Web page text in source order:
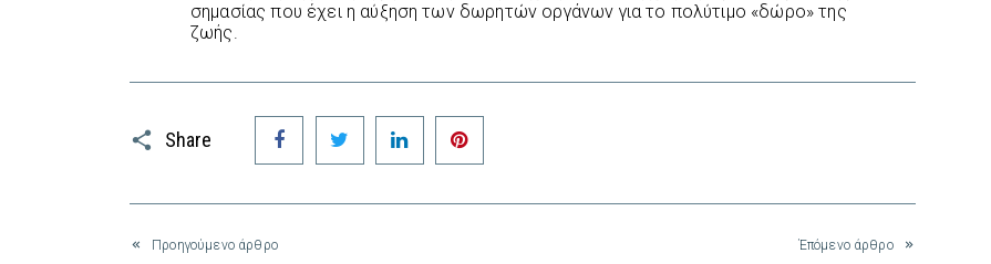
σημασίας που έχει η αύξηση των δωρητών οργάνων για το πολύτιμο «δώρο» της
ζωής.
Share
Facebook Twitter LinkedIn
Προηγούμενο άρθρο Έπόμενο άρθρο